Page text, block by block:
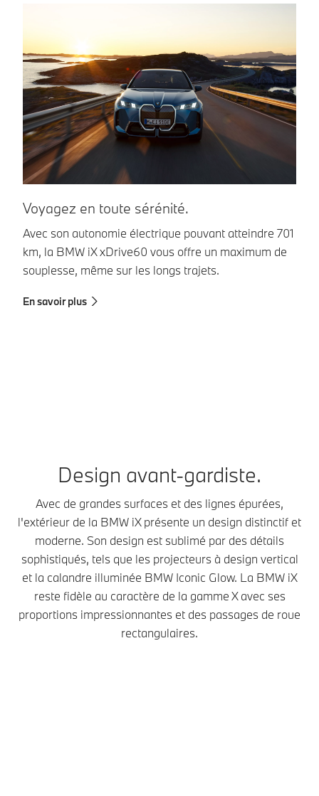
Voyagez en toute sérénité.
Avec son autonomie électrique pouvant atteindre 701
km, la BMW iX xDrive60 vous offre un maximum de
souplesse, même sur les longs trajets.
En savoir plus
Design avant-gardiste.
Avec de grandes surfaces et des lignes épurées,
l'extérieur de la BMW iX présente un design distinctif et
moderne. Son design est sublimé par des détails
sophistiqués, tels que les projecteurs à design vertical
et la calandre illuminée BMW Iconic Glow. La BMW iX
reste fidèle au caractère de la gamme X avec ses
proportions impressionnantes et des passages de roue
rectangulaires.